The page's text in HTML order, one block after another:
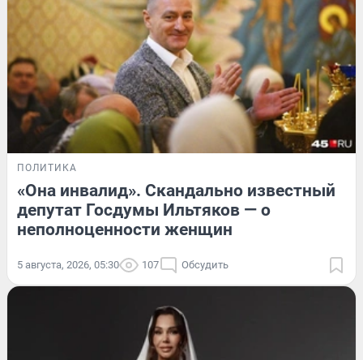
ПОЛИТИКА
«Она инвалид». Скандально известный
депутат Госдумы Ильтяков — о
неполноценности женщин
5 августа, 2026, 05:30 107 Обсудить